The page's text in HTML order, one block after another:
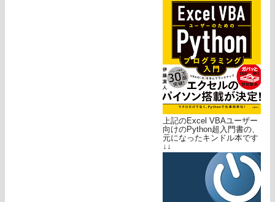
上記のExcel VBAユーザー
向けのPython超入門書の、
元になったキンドル本です
↓↓